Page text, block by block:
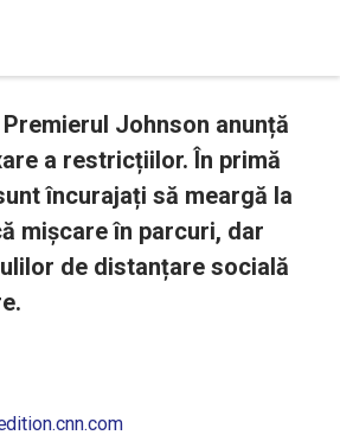
Johnson anunță
a restricțiilor. În primă
încurajați să meargă la
mișcare în parcuri, dar
de distanțare socială